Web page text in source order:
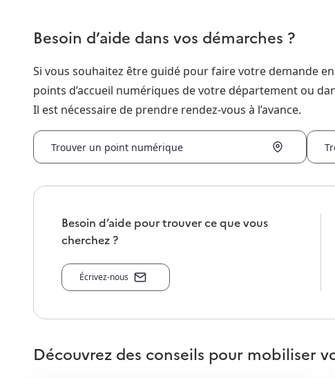
Besoin d’aide dans vos démarches ?
Si vous souhaitez être guidé pour faire votre demande
points d’accueil numériques de votre département ou
Il est nécessaire de prendre rendez-vous à l’avance.
Trouver un point numérique
Besoin d’aide pour trouver ce que vous
cherchez ?
Écrivez-nous
Découvrez des conseils pour mobiliser